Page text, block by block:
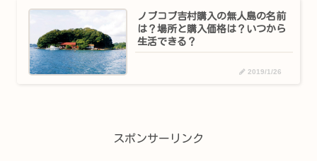
ノブコブ吉村購入の無人島の名前
は？場所と購入価格は？いつから
生活できる？
2019/1/26
スポンサーリンク